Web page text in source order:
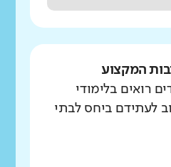
המקצוע
רואים בלימודי
לעתידם ביחס לבתי